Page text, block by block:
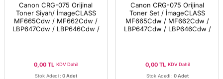
Canon CRG-075 Orijinal
Toner Siyah/ İmageCLASS
MF665Cdw / MF662Cdw /
LBP647Cdw / LBP646Cdw /
0,00 TL KDV Dahil
Stok Adedi : 0 Adet
Canon CRG-075 Orijinal
Toner Set / İmageCLASS
MF665Cdw / MF662Cdw /
LBP647Cdw / LBP646Cdw /
0,00 TL KDV Dahil
Stok Adedi : 0 Adet